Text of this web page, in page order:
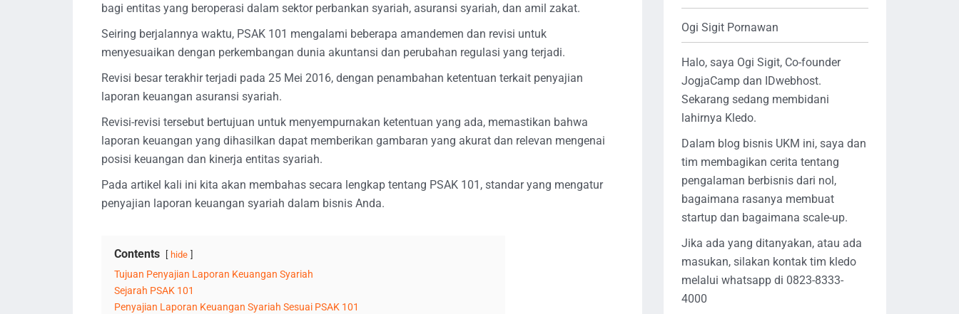
bagi entitas yang beroperasi dalam sektor perbankan syariah, asuransi syariah, dan amil zakat.
Seiring berjalannya waktu, PSAK 101 mengalami beberapa amandemen dan revisi untuk
menyesuaikan dengan perkembangan dunia akuntansi dan perubahan regulasi yang terjadi.
Revisi besar terakhir terjadi pada 25 Mei 2016, dengan penambahan ketentuan terkait penyajian
laporan keuangan asuransi syariah.
Revisi-revisi tersebut bertujuan untuk menyempurnakan ketentuan yang ada, memastikan bahwa
laporan keuangan yang dihasilkan dapat memberikan gambaran yang akurat dan relevan mengenai
posisi keuangan dan kinerja entitas syariah.
Pada artikel kali ini kita akan membahas secara lengkap tentang PSAK 101, standar yang mengatur
penyajian laporan keuangan syariah dalam bisnis Anda.
Contents hide
Tujuan Penyajian Laporan Keuangan Syariah
Sejarah PSAK 101
Penyajian Laporan Keuangan Syariah Sesuai PSAK 101
Ogi Sigit Pornawan
Halo, saya Ogi Sigit, Co-founder
JogjaCamp dan IDwebhost.
Sekarang sedang membidani
lahirnya Kledo.
Dalam blog bisnis UKM ini, saya dan
tim membagikan cerita tentang
pengalaman berbisnis dari nol,
bagaimana rasanya membuat
startup dan bagaimana scale-up.
Jika ada yang ditanyakan, atau ada
masukan, silakan kontak tim kledo
melalui whatsapp di 0823-8333-
4000